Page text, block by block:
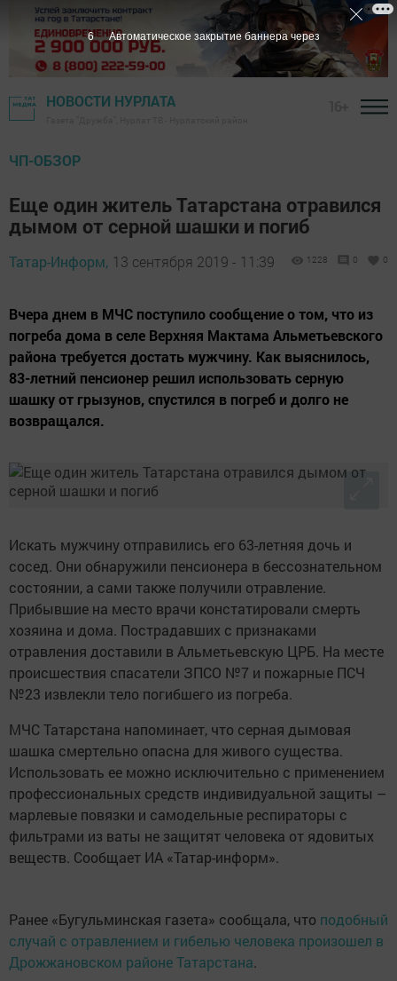
НОВОСТИ НУРЛАТА
ЧП-ОБЗОР
Еще один житель Татарстана отравился
дымом от серной шашки и погиб
Татар-Информ, 13 сентября 2019 - 11:39 1228 0 0
Вчера днем в МЧС поступило сообщение о том, что из
погреба дома в селе Верхняя Мактама Альметьевского
района требуется достать мужчину. Как выяснилось,
83-летний пенсионер решил использовать серную
шашку от грызунов, спустился в погреб и долго не
возвращался.
Искать мужчину отправились его 63-летняя дочь и
сосед. Они обнаружили пенсионера в бессознательном
состоянии, а сами также получили отравление.
Прибывшие на место врачи констатировали смерть
хозяина и дома. Пострадавших с признаками
отравления доставили в Альметьевскую ЦРБ. На месте
происшествия спасатели ЗПСО №7 и пожарные ПСЧ
№23 извлекли тело погибшего из погреба.
МЧС Татарстана напоминает, что серная дымовая
шашка смертельно опасна для живого существа.
Использовать ее можно исключительно с применением
профессиональных средств индивидуальной защиты –
марлевые повязки и самодельные респираторы с
фильтрами из ваты не защитят человека от ядовитых
веществ. Сообщает ИА «Татар-информ».
Ранее «Бугульминская газета» сообщала, что подобный
случай с отравлением и гибелью человека произошел в
Дрожжановском районе Татарстана.
5 Автоматическое закрытие баннера через